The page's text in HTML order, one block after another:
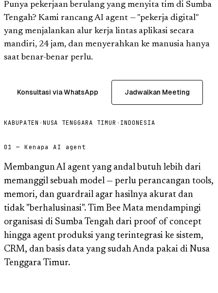
Punya pekerjaan berulang yang menyita tim di Sumba
Tengah? Kami rancang AI agent — "pekerja digital"
yang menjalankan alur kerja lintas aplikasi secara
mandiri, 24 jam, dan menyerahkan ke manusia hanya
saat benar-benar perlu.
Konsultasi via WhatsApp Jadwalkan Meeting
KABUPATEN ·NUSA TENGGARA TIMUR · INDONESIA
01 — Kenapa AI agent
Membangun AI agent yang andal butuh lebih dari
memanggil sebuah model — perlu perancangan tools,
memori, dan guardrail agar hasilnya akurat dan
tidak "berhalusinasi". Tim Bee Mata mendampingi
organisasi di Sumba Tengah dari proof of concept
hingga agent produksi yang terintegrasi ke sistem,
CRM, dan basis data yang sudah Anda pakai di Nusa
Tenggara Timur.